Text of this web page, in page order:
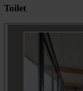
Toilet